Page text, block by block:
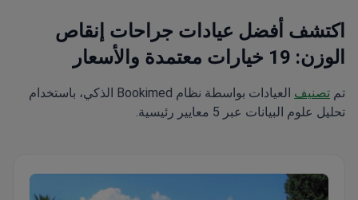
اكتشف أفضل عيادات جراحات إنقاص
الوزن: 19 خيارات معتمدة والأسعار
تم تصنيف
العيادات بواسطة نظام Bookimed الذكي، باستخدام
تحليل علوم البيانات عبر 5 معايير رئيسية.